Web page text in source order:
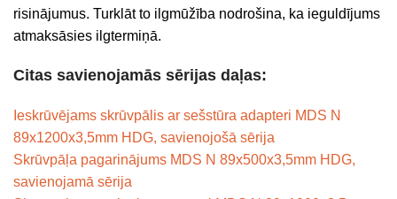
risinājumus. Turklāt to ilgmūžība nodrošina, ka ieguldījums
atmaksāsies ilgtermiņā.
Citas savienojamās sērijas daļas:
Ieskrūvējams skrūvpālis ar sešstūra adapteri MDS N
89x1200x3,5mm HDG, savienojošā sērija
Skrūvpāļa pagarinājums MDS N 89x500x3,5mm HDG,
savienojamā sērija